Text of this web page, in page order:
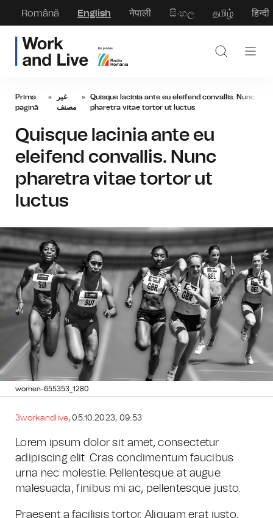
Română English नेपाली සිංහල தமிழ் हिन्दी
Prima
pagină
»
غير
مصنف
» Quisque lacinia ante eu eleifend convallis. Nunc
pharetra vitae tortor ut luctus
Quisque lacinia ante eu
eleifend convallis. Nunc
pharetra vitae tortor ut
luctus
women-655353_1280
3workandlive, 05.10.2023, 09:53
Lorem ipsum dolor sit amet, consectetur
adipiscing elit. Cras condimentum faucibus
urna nec molestie. Pellentesque at augue
malesuada, finibus mi ac, pellentesque justo.
Praesent a facilisis tortor. Aliquam erat justo,